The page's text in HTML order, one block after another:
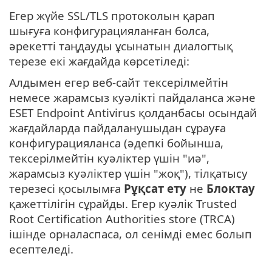
Егер жүйе SSL/TLS протоколын қарап
шығуға конфигурацияланған болса,
әрекетті таңдауды ұсынатын диалогтық
терезе екі жағдайда көрсетіледі:
Алдымен егер веб-сайт тексерілмейтін
немесе жарамсыз куәлікті пайдаланса және
ESET Endpoint Antivirus қолданбасы осындай
жағдайларда пайдаланушыдан сұрауға
конфигурацияланса (әдепкі бойынша,
тексерілмейтін куәліктер үшін "иә",
жарамсыз куәліктер үшін "жоқ"), тілқатысу
терезесі қосылымға Рұқсат ету не Блоктау
қажеттілігін сұрайды. Егер куәлік Trusted
Root Certification Authorities store (TRCA)
ішінде орналаспаса, ол сенімді емес болып
есептеледі.